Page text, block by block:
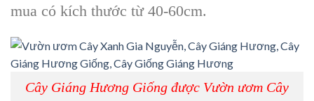
mua có kích thước từ 40-60cm.
Cây Giáng Hương Giống được Vườn ươm Cây